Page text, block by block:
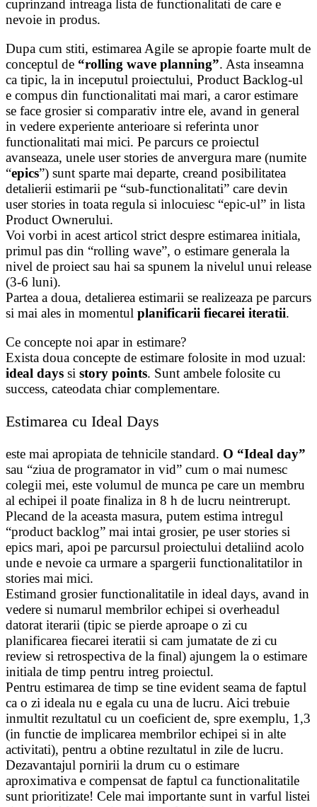
cuprinzand intreaga lista de functionalitati de care e
nevoie in produs.
Dupa cum stiti, estimarea Agile se apropie foarte mult de
conceptul de “rolling wave planning”. Asta inseamna
ca tipic, la in inceputul proiectului, Product Backlog-ul
e compus din functionalitati mai mari, a caror estimare
se face grosier si comparativ intre ele, avand in general
in vedere experiente anterioare si referinta unor
functionalitati mai mici. Pe parcurs ce proiectul
avanseaza, unele user stories de anvergura mare (numite
“epics”) sunt sparte mai departe, creand posibilitatea
detalierii estimarii pe “sub-functionalitati” care devin
user stories in toata regula si inlocuiesc “epic-ul” in lista
Product Ownerului.
Voi vorbi in acest articol strict despre estimarea initiala,
primul pas din “rolling wave”, o estimare generala la
nivel de proiect sau hai sa spunem la nivelul unui release
(3-6 luni).
Partea a doua, detalierea estimarii se realizeaza pe parcurs
si mai ales in momentul planificarii fiecarei iteratii.
Ce concepte noi apar in estimare?
Exista doua concepte de estimare folosite in mod uzual:
ideal days si story points. Sunt ambele folosite cu
success, cateodata chiar complementare.
Estimarea cu Ideal Days
este mai apropiata de tehnicile standard. O “Ideal day”
sau “ziua de programator in vid” cum o mai numesc
colegii mei, este volumul de munca pe care un membru
al echipei il poate finaliza in 8 h de lucru neintrerupt.
Plecand de la aceasta masura, putem estima intregul
“product backlog” mai intai grosier, pe user stories si
epics mari, apoi pe parcursul proiectului detaliind acolo
unde e nevoie ca urmare a spargerii functionalitatilor in
stories mai mici.
Estimand grosier functionalitatile in ideal days, avand in
vedere si numarul membrilor echipei si overheadul
datorat iterarii (tipic se pierde aproape o zi cu
planificarea fiecarei iteratii si cam jumatate de zi cu
review si retrospectiva de la final) ajungem la o estimare
initiala de timp pentru intreg proiectul.
Pentru estimarea de timp se tine evident seama de faptul
ca o zi ideala nu e egala cu una de lucru. Aici trebuie
inmultit rezultatul cu un coeficient de, spre exemplu, 1,3
(in functie de implicarea membrilor echipei si in alte
activitati), pentru a obtine rezultatul in zile de lucru.
Dezavantajul pornirii la drum cu o estimare
aproximativa e compensat de faptul ca functionalitatile
sunt prioritizate! Cele mai importante sunt in varful listei